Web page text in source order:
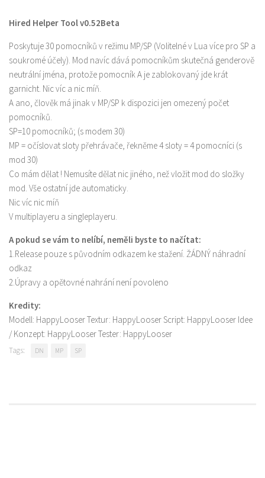
Hired Helper Tool v0.52Beta
Poskytuje 30 pomocníků v režimu MP/SP (Volitelné v Lua více pro SP a
soukromé účely). Mod navíc dává pomocníkům skutečná genderově
neutrální jména, protože pomocník A je zablokovaný jde krát
garnicht. Nic víc a nic míň.
A ano, člověk má jinak v MP/SP k dispozici jen omezený počet
pomocníků.
SP=10 pomocníků; (s modem 30)
MP = očíslovat sloty přehrávače, řekněme 4 sloty = 4 pomocníci (s
mod 30)
Co mám dělat ! Nemusíte dělat nic jiného, než vložit mod do složky
mod. Vše ostatní jde automaticky.
Nic víc nic míň
V multiplayeru a singleplayeru.
A pokud se vám to nelíbí, neměli byste to načítat:
1.Release pouze s původním odkazem ke stažení. ŽÁDNÝ náhradní
odkaz
2.Úpravy a opětovné nahrání není povoleno
Kredity:
Modell: HappyLooser Textur: HappyLooser Script: HappyLooser Idee
/ Konzept: HappyLooser Tester: HappyLooser
Tags: DN MP SP